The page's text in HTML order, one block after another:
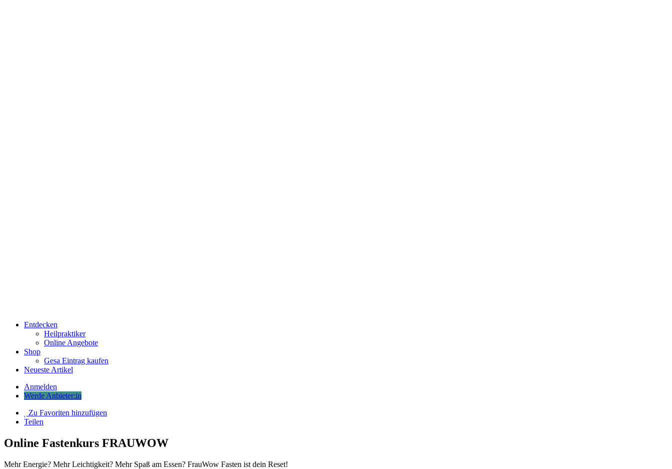
Entdecken
Heilpraktiker
Online Angebote
Shop
Gesa Eintrag kaufen
Neueste Artikel
Anmelden
Werde Anbieter:in
Zu Favoriten hinzufügen
Teilen
Online Fastenkurs FRAUWOW
Mehr Energie? Mehr Leichtigkeit? Mehr Spaß am Essen? FrauWow Fasten ist dein Reset!